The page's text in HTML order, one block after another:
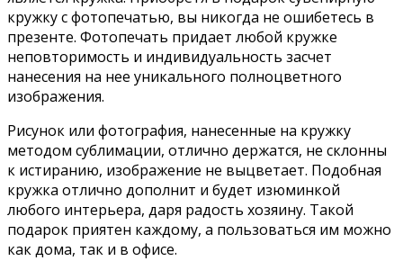
кружку с фотопечатью, вы никогда не ошибетесь в
презенте. Фотопечать придает любой кружке
неповторимость и индивидуальность засчет
нанесения на нее уникального полноцветного
изображения.
Рисунок или фотография, нанесенные на кружку
методом сублимации, отлично держатся, не склонны
к истиранию, изображение не выцветает. Подобная
кружка отлично дополнит и будет изюминкой
любого интерьера, даря радость хозяину. Такой
подарок приятен каждому, а пользоваться им можно
как дома, так и в офисе.